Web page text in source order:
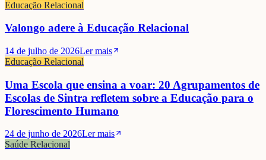
Educação Relacional
Valongo adere à Educação Relacional
14 de julho de 2026Ler mais
Educação Relacional
Uma Escola que ensina a voar: 20 Agrupamentos de
Escolas de Sintra refletem sobre a Educação para o
Florescimento Humano
24 de junho de 2026Ler mais
Saúde Relacional